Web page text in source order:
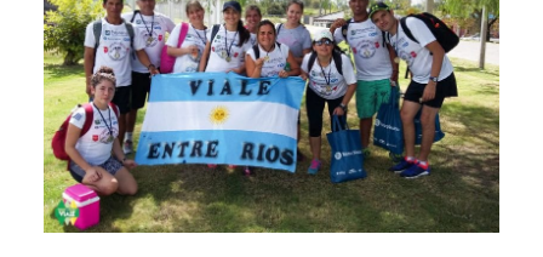
TRÁMITES Y SERVICIOS
CIUDAD
PARQUE INDUSTRIAL
RECAUDACIONES